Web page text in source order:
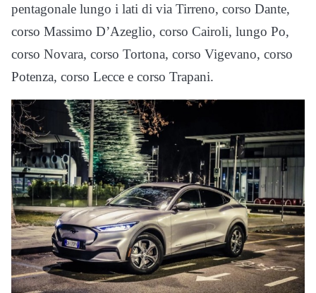
pentagonale lungo i lati di via Tirreno, corso Dante,
corso Massimo D’Azeglio, corso Cairoli, lungo Po,
corso Novara, corso Tortona, corso Vigevano, corso
Potenza, corso Lecce e corso Trapani.